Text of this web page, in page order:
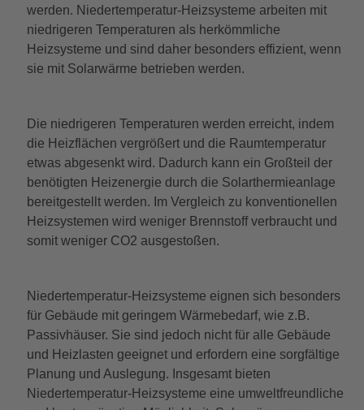
werden. Niedertemperatur-Heizsysteme arbeiten mit
niedrigeren Temperaturen als herkömmliche
Heizsysteme und sind daher besonders effizient, wenn
sie mit Solarwärme betrieben werden.
Die niedrigeren Temperaturen werden erreicht, indem
die Heizflächen vergrößert und die Raumtemperatur
etwas abgesenkt wird. Dadurch kann ein Großteil der
benötigten Heizenergie durch die Solarthermieanlage
bereitgestellt werden. Im Vergleich zu konventionellen
Heizsystemen wird weniger Brennstoff verbraucht und
somit weniger CO2 ausgestoßen.
Niedertemperatur-Heizsysteme eignen sich besonders
für Gebäude mit geringem Wärmebedarf, wie z.B.
Passivhäuser. Sie sind jedoch nicht für alle Gebäude
und Heizlasten geeignet und erfordern eine sorgfältige
Planung und Auslegung. Insgesamt bieten
Niedertemperatur-Heizsysteme eine umweltfreundliche